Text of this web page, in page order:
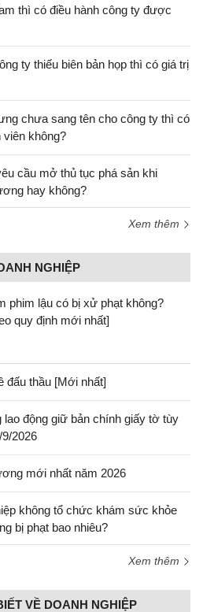
thì có điều hành công ty được
ty thiếu biên bản họp thì có giá trị
chưa sang tên cho công ty thì có
không?
cầu mở thủ tục phá sản khi
hay không?
Xem thêm
NGHIỆP
phim lậu có bị xử phạt không?
quy định mới nhất]
đấu thầu [Mới nhất]
động giữ bản chính giấy tờ tùy
2026
mới nhất năm 2026
không tổ chức khám sức khỏe
bị phạt bao nhiêu?
Xem thêm
VỀ DOANH NGHIỆP